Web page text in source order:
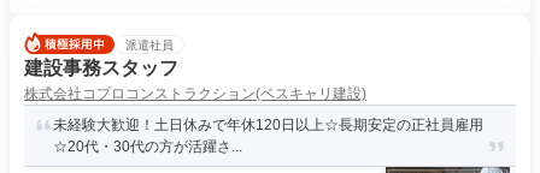
派遣社員
建設事務スタッフ
株式会社コプロコンストラクション(ベスキャリ建設)
未経験大歓迎！土日休みで年休120日以上☆長期安定の正社員雇用
☆20代・30代の方が活躍さ...